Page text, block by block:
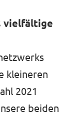
vielfältige
kleineren
2021
beiden